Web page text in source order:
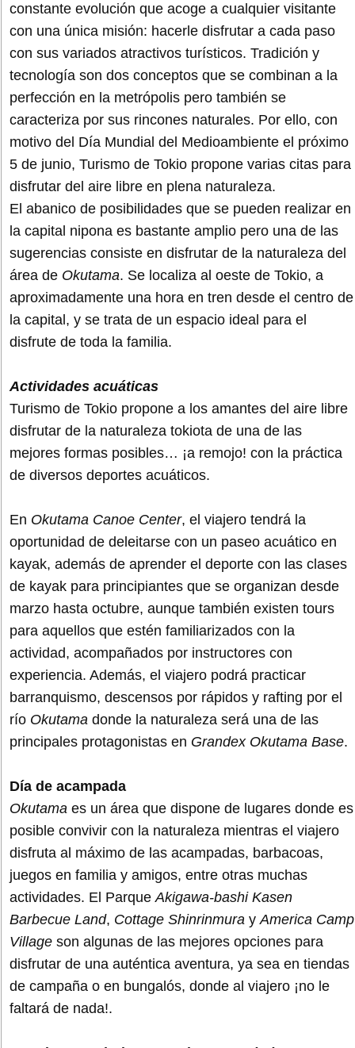
constante evolución que acoge a cualquier visitante
con una única misión: hacerle disfrutar a cada paso
con sus variados atractivos turísticos. Tradición y
tecnología son dos conceptos que se combinan a la
perfección en la metrópolis pero también se
caracteriza por sus rincones naturales. Por ello, con
motivo del Día Mundial del Medioambiente el próximo
5 de junio, Turismo de Tokio propone varias citas para
disfrutar del aire libre en plena naturaleza.
El abanico de posibilidades que se pueden realizar en
la capital nipona es bastante amplio pero una de las
sugerencias consiste en disfrutar de la naturaleza del
área de Okutama. Se localiza al oeste de Tokio, a
aproximadamente una hora en tren desde el centro de
la capital, y se trata de un espacio ideal para el
disfrute de toda la familia.
Actividades acuáticas
Turismo de Tokio propone a los amantes del aire libre
disfrutar de la naturaleza tokiota de una de las
mejores formas posibles… ¡a remojo! con la práctica
de diversos deportes acuáticos.
En Okutama Canoe Center, el viajero tendrá la
oportunidad de deleitarse con un paseo acuático en
kayak, además de aprender el deporte con las clases
de kayak para principiantes que se organizan desde
marzo hasta octubre, aunque también existen tours
para aquellos que estén familiarizados con la
actividad, acompañados por instructores con
experiencia. Además, el viajero podrá practicar
barranquismo, descensos por rápidos y rafting por el
río Okutama donde la naturaleza será una de las
principales protagonistas en Grandex Okutama Base.
Día de acampada
Okutama es un área que dispone de lugares donde es
posible convivir con la naturaleza mientras el viajero
disfruta al máximo de las acampadas, barbacoas,
juegos en familia y amigos, entre otras muchas
actividades. El ParqueAkigawa-bashi Kasen
Barbecue Land, Cottage Shinrinmura yAmerica Camp
Village son algunas de las mejores opciones para
disfrutar de una auténtica aventura, ya sea en tiendas
de campaña o en bungalós, donde al viajero ¡no le
faltará de nada!.